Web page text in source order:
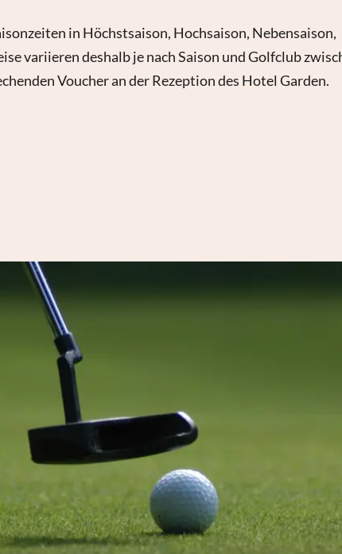
in Höchstsaison, Hochsaison, Nebensaison,
variieren deshalb je nach Saison und Golfclub
Voucher an der Rezeption des Hotel Garden.